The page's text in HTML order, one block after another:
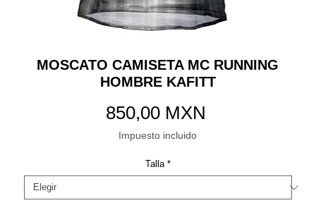
MOSCATO CAMISETA MC RUNNING
HOMBRE KAFITT
850,00 MXN
Impuesto incluido
Talla *